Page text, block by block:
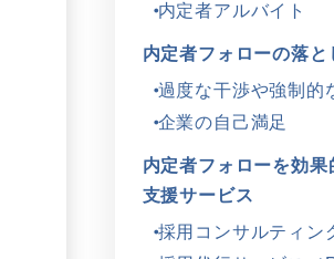
内定者アルバイト
内定者フォローの落と
過度な干渉や強制的
企業の自己満足
内定者フォローを効
支援サービス
採用コンサルティン